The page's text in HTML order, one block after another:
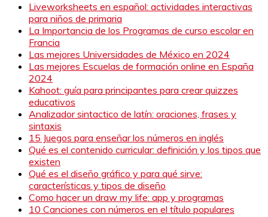
Liveworksheets en español: actividades interactivas
para niños de primaria
La Importancia de los Programas de curso escolar en
Francia
Las mejores Universidades de México en 2024
Las mejores Escuelas de formación online en España
2024
Kahoot: guía para principantes para crear quizzes
educativos
Analizador sintactico de latín: oraciones, frases y
sintaxis
15 Juegos para enseñar los números en inglés
Qué es el contenido curricular: definición y los tipos que
existen
Qué es el diseño gráfico y para qué sirve:
características y tipos de diseño
Como hacer un draw my life: app y programas
10 Canciones con números en el título populares